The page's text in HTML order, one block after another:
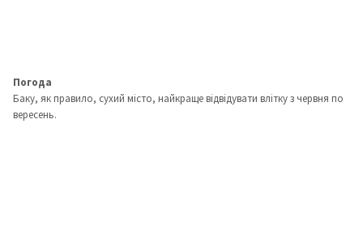
Погода
Баку, як правило, сухий місто, найкраще відвідувати влітку з червня по
вересень.